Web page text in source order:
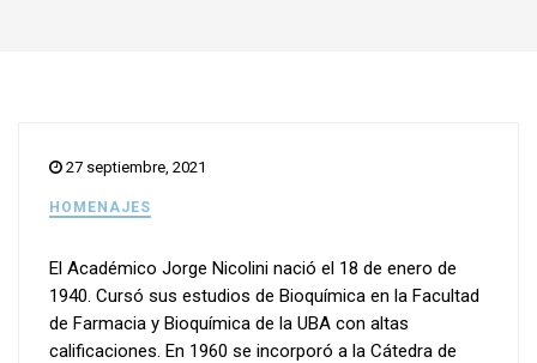
27 septiembre, 2021
HOMENAJES
El Académico Jorge Nicolini nació el 18 de enero de
1940. Cursó sus estudios de Bioquímica en la Facultad
de Farmacia y Bioquímica de la UBA con altas
calificaciones. En 1960 se incorporó a la Cátedra de